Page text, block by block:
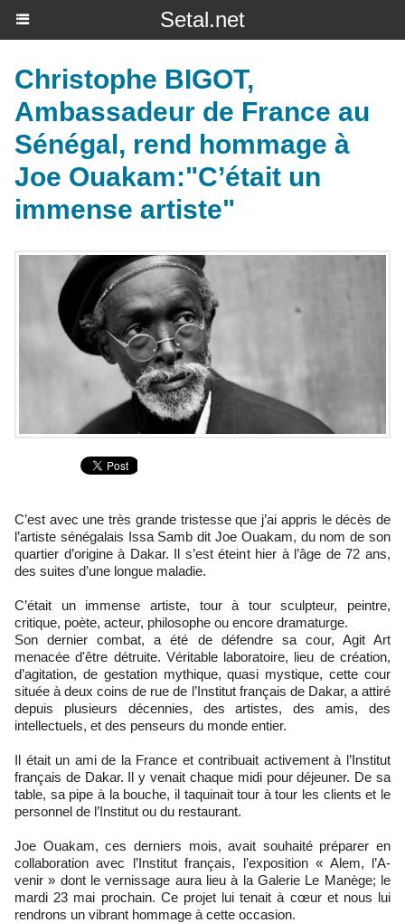
Setal.net
Christophe BIGOT,
Ambassadeur de France au
Sénégal, rend hommage à
Joe Ouakam:"C’était un
immense artiste"
C’est avec une très grande tristesse que j’ai appris le décès de
l’artiste sénégalais Issa Samb dit Joe Ouakam, du nom de son
quartier d’origine à Dakar. Il s’est éteint hier à l’âge de 72 ans,
des suites d’une longue maladie.
C’était un immense artiste, tour à tour sculpteur, peintre,
critique, poète, acteur, philosophe ou encore dramaturge.
Son dernier combat, a été de défendre sa cour, Agit Art
menacée d'être détruite. Véritable laboratoire, lieu de création,
d’agitation, de gestation mythique, quasi mystique, cette cour
située à deux coins de rue de l’Institut français de Dakar, a attiré
depuis plusieurs décennies, des artistes, des amis, des
intellectuels, et des penseurs du monde entier.
Il était un ami de la France et contribuait activement à l’Institut
français de Dakar. Il y venait chaque midi pour déjeuner. De sa
table, sa pipe à la bouche, il taquinait tour à tour les clients et le
personnel de l’Institut ou du restaurant.
Joe Ouakam, ces derniers mois, avait souhaité préparer en
collaboration avec l’Institut français, l’exposition « Alem, l’A-
venir » dont le vernissage aura lieu à la Galerie Le Manège; le
mardi 23 mai prochain. Ce projet lui tenait à cœur et nous lui
rendrons un vibrant hommage à cette occasion.